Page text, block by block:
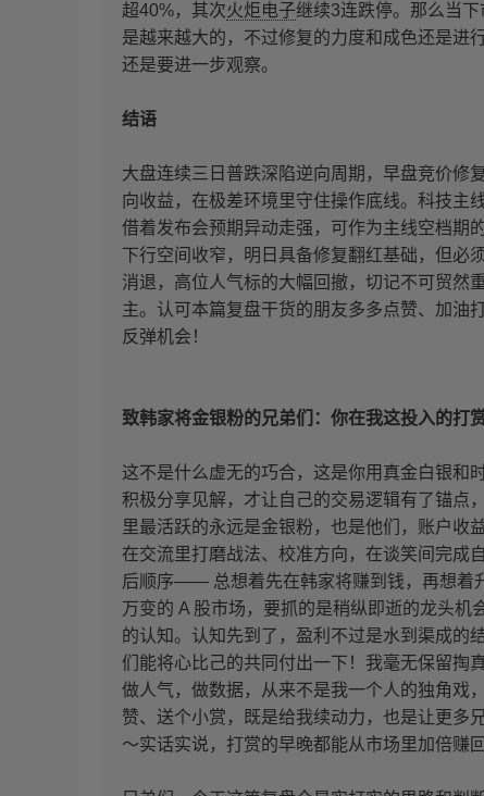
超40%，其次火炬电子继续3连跌停。那么当
是越来越大的，不过修复的力度和成色还是进
还是要进一步观察。
结语
大盘连续三日普跌深陷逆向周期，早盘竞价修
向收益，在极差环境里守住操作底线。科技主
借着发布会预期异动走强，可作为主线空档期
下行空间收窄，明日具备修复翻红基础，但必
消退，高位人气标的大幅回撤，切记不可贸然
主。认可本篇复盘干货的朋友多多点赞、加油
反弹机会！
致韩家将金银粉的兄弟们：你在我这投入的打
这不是什么虚无的巧合，这是你用真金白银和
积极分享见解，才让自己的交易逻辑有了锚点
里最活跃的永远是金银粉，也是他们，账户收
在交流里打磨战法、校准方向，在谈笑间完成
后顺序—— 总想着先在韩家将赚到钱，再想着
万变的 A 股市场，要抓的是稍纵即逝的龙头
的认知。认知先到了，盈利不过是水到渠成的
们能将心比己的共同付出一下！我毫无保留掏
做人气，做数据，从来不是我一个人的独角戏
赞、送个小赏，既是给我续动力，也是让更多
～实话实说，打赏的早晚都能从市场里加倍赚